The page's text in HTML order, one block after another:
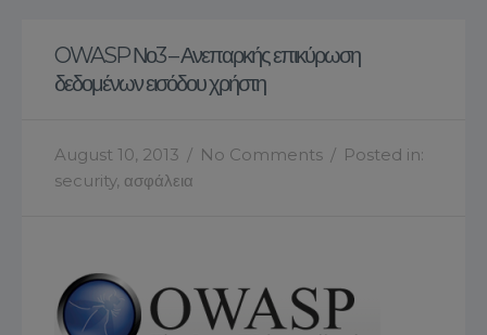
OWASP Νο3 – Ανεπαρκής επικύρωση
δεδομένων εισόδου χρήστη
August 10, 2013 / No Comments / Posted in:
security, ασφάλεια